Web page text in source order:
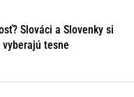
Slováci a Slovenky si
tesne